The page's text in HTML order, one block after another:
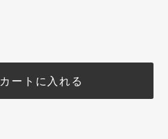
カートに入れる